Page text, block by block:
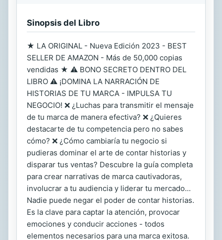
Sinopsis del Libro
★ LA ORIGINAL - Nueva Edición 2023 - BEST
SELLER DE AMAZON - Más de 50,000 copias
vendidas ★ ⚠️ BONO SECRETO DENTRO DEL
LIBRO ⚠️ ¡DOMINA LA NARRACIÓN DE
HISTORIAS DE TU MARCA - IMPULSA TU
NEGOCIO! ❌ ¿Luchas para transmitir el mensaje
de tu marca de manera efectiva? ❌ ¿Quieres
destacarte de tu competencia pero no sabes
cómo? ❌ ¿Cómo cambiaría tu negocio si
pudieras dominar el arte de contar historias y
disparar tus ventas? Descubre la guía completa
para crear narrativas de marca cautivadoras,
involucrar a tu audiencia y liderar tu mercado...
Nadie puede negar el poder de contar historias.
Es la clave para captar la atención, provocar
emociones y conducir acciones - todos
elementos necesarios para una marca exitosa.